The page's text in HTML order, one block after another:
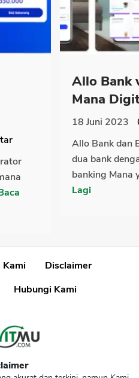
Allo Bank
Mana
18 Juni 2023
Allo Bank dan
dua bank
banking Mana
Lagi
Kami
Disclaimer
Hubungi Kami